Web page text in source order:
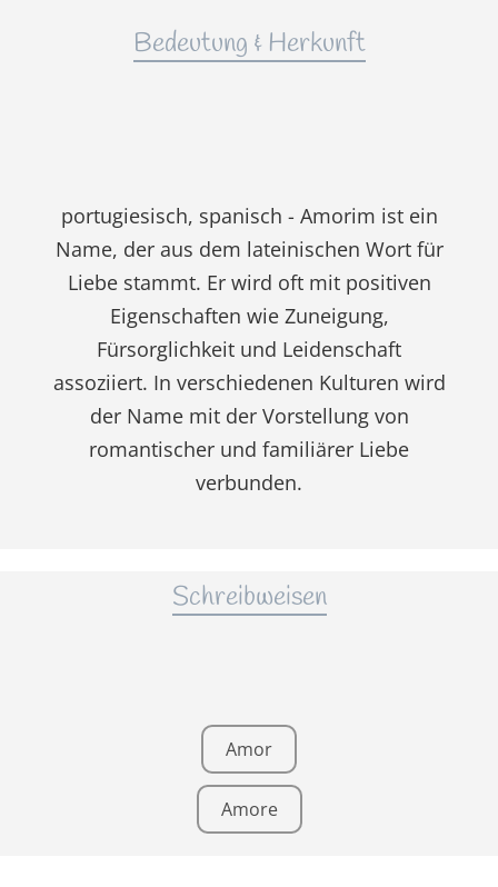
Bedeutung & Herkunft
portugiesisch, spanisch - Amorim ist ein
Name, der aus dem lateinischen Wort für
Liebe stammt. Er wird oft mit positiven
Eigenschaften wie Zuneigung,
Fürsorglichkeit und Leidenschaft
assoziiert. In verschiedenen Kulturen wird
der Name mit der Vorstellung von
romantischer und familiärer Liebe
verbunden.
Schreibweisen
Amor
Amore